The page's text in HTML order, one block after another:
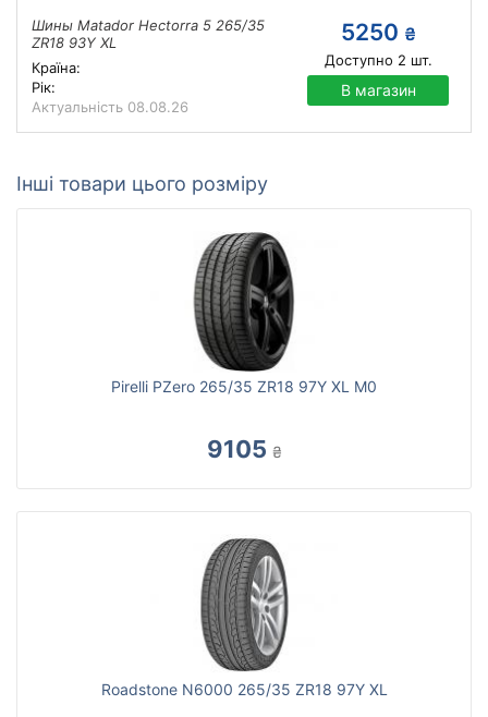
Шины Matador Hectorra 5 265/35
ZR18 93Y XL
Країна:
Рік:
Актуальність 08.08.26
5250 ₴
Доступно 2 шт.
В магазин
Інші товари цього розміру
Pirelli PZero 265/35 ZR18 97Y XL M0
9105 ₴
Roadstone N6000 265/35 ZR18 97Y XL